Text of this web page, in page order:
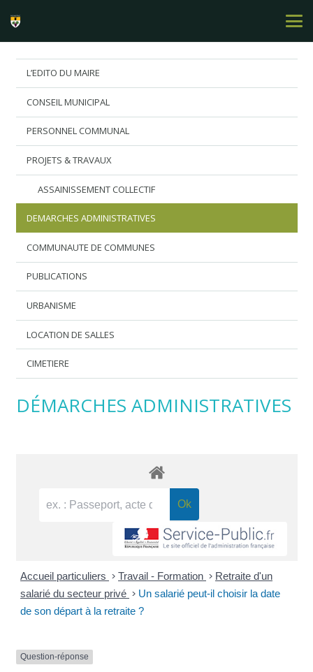
L’EDITO DU MAIRE
CONSEIL MUNICIPAL
PERSONNEL COMMUNAL
PROJETS & TRAVAUX
ASSAINISSEMENT COLLECTIF
DEMARCHES ADMINISTRATIVES
COMMUNAUTE DE COMMUNES
PUBLICATIONS
URBANISME
LOCATION DE SALLES
CIMETIERE
DÉMARCHES ADMINISTRATIVES
Accueil particuliers > Travail - Formation > Retraite d'un
salarié du secteur privé > Un salarié peut-il choisir la date
de son départ à la retraite ?
Question-réponse